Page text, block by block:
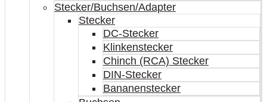
Stecker/Buchsen/Adapter
Stecker
DC-Stecker
Klinkenstecker
Chinch (RCA) Stecker
DIN-Stecker
Bananenstecker